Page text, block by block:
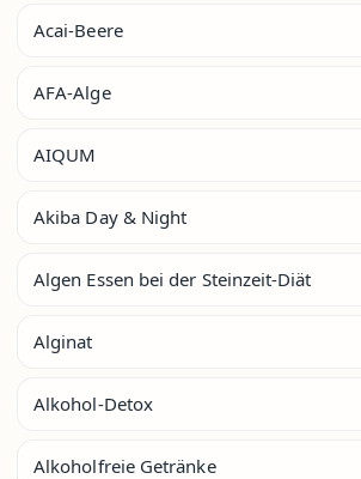
Acai-Beere
AFA-Alge
AIQUM
Akiba Day & Night
Algen Essen bei der Steinzeit-Diät
Alginat
Alkohol-Detox
Alkoholfreie Getränke